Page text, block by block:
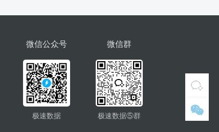
微信公众号
极速数据
微信群
极速数据⑤群